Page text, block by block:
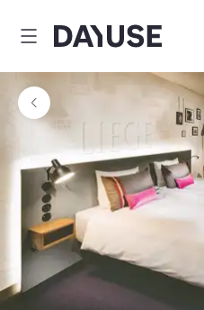
Dayuse